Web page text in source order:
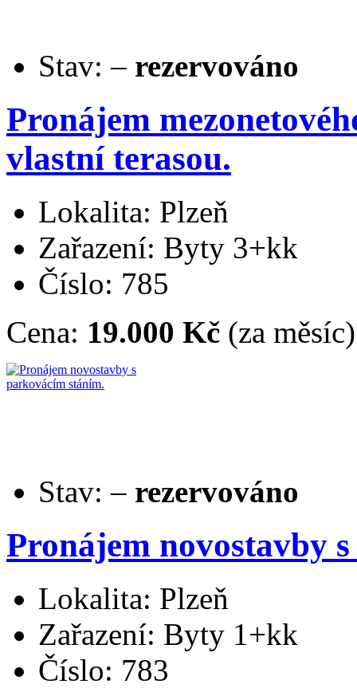
Stav: – rezervováno
Pronájem
vlastní terasou.
Lokalita: Plzeň
Zařazení: Byty 3+kk
Číslo: 785
Cena: 19.000 Kč (za měsíc)
Stav: – rezervováno
Pronájem novostavby
Lokalita: Plzeň
Zařazení: Byty 1+kk
Číslo: 783